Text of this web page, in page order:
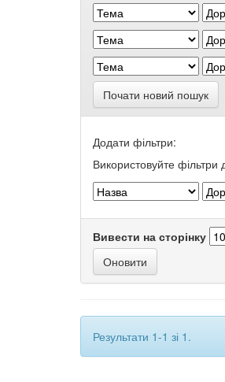
Почати новий пошук
Додати фільтри:
Використовуйте фільтри
Вивести на сторінку
Результати 1-1 зі 1.